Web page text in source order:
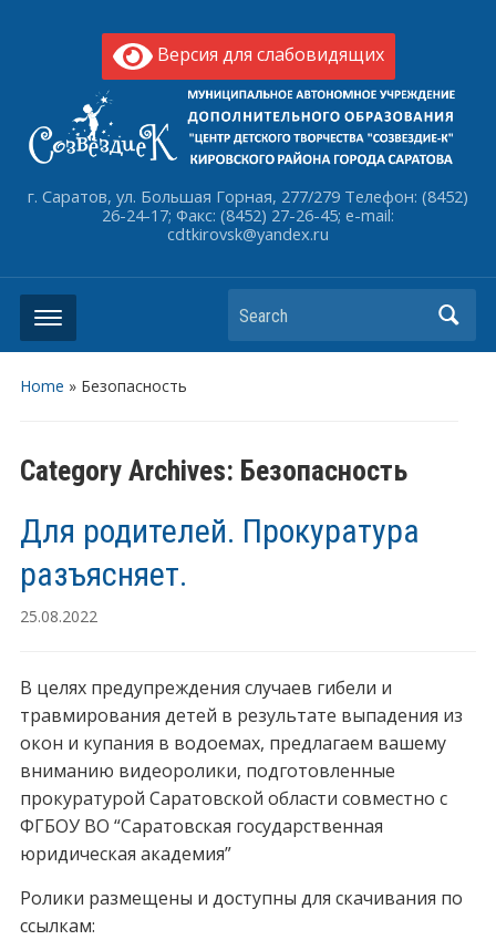
Версия для слабовидящих
г. Саратов, ул. Большая Горная, 277/279 Телефон: (8452)
26-24-17; Факс: (8452) 27-26-45; e-mail:
cdtkirovsk@yandex.ru
Search
Home » Безопасность
Category Archives: Безопасность
Для родителей. Прокуратура
разъясняет.
25.08.2022
В целях предупреждения случаев гибели и
травмирования детей в результате выпадения из
окон и купания в водоемах, предлагаем вашему
вниманию видеоролики, подготовленные
прокуратурой Саратовской области совместно с
ФГБОУ ВО “Саратовская государственная
юридическая академия”
Ролики размещены и доступны для скачивания по
ссылкам: